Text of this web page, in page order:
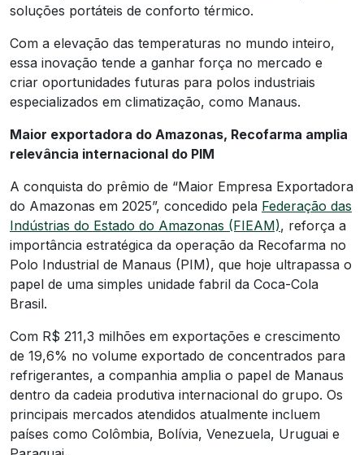
soluções portáteis de conforto térmico.
Com a elevação das temperaturas no mundo inteiro,
essa inovação tende a ganhar força no mercado e
criar oportunidades futuras para polos industriais
especializados em climatização, como Manaus.
Maior exportadora do Amazonas, Recofarma amplia
relevância internacional do PIM
A conquista do prêmio de “Maior Empresa Exportadora
do Amazonas em 2025”, concedido pela Federação das
Indústrias do Estado do Amazonas (FIEAM), reforça a
importância estratégica da operação da Recofarma no
Polo Industrial de Manaus (PIM), que hoje ultrapassa o
papel de uma simples unidade fabril da Coca-Cola
Brasil.
Com R$ 211,3 milhões em exportações e crescimento
de 19,6% no volume exportado de concentrados para
refrigerantes, a companhia amplia o papel de Manaus
dentro da cadeia produtiva internacional do grupo. Os
principais mercados atendidos atualmente incluem
países como Colômbia, Bolívia, Venezuela, Uruguai e